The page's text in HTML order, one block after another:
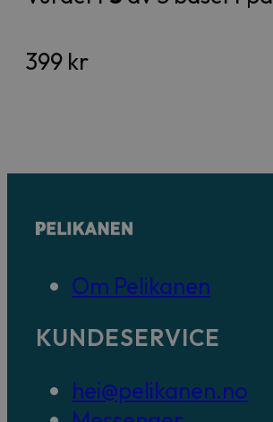
399 kr
Om Pelikanen
KUNDESERVICE
hei@pelikanen.no